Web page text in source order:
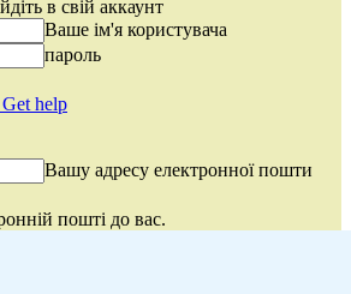
в свій аккаунт
Ваше ім'я користувача
пароль
help
Вашу адресу електронної пошти
пошті до вас.